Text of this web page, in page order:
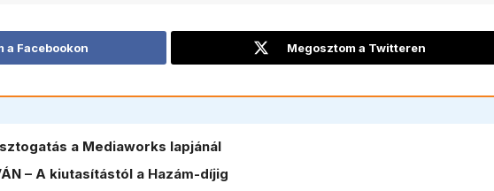
a Facebookon Megosztom a Twitteren
a Mediaworks lapjánál
– A kiutasítástól a Hazám-díjig